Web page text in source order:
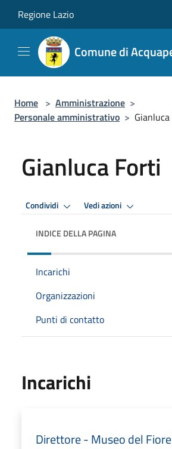
Regione Lazio
Comune di
Home > Amministrazione >
Personale amministrativo >
Gianluca Forti
Condividi Vedi azioni
INDICE DELLA PAGINA
Incarichi
Organizzazioni
Punti di contatto
Incarichi
Direttore - Museo del Fiore